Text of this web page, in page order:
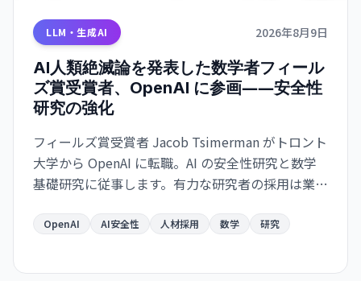
LLM・生成AI 2026年8月9日
AI人類絶滅論を発表した数学者フィール
ズ賞受賞者、OpenAI に参画――安全性
研究の強化
フィールズ賞受賞者 Jacob Tsimerman がトロント
大学から OpenAI に転職。AI の安全性研究と数学
基礎研究に従事します。有力な研究者の採用は業界
OpenAI AI安全性 人材採用 数学 研究